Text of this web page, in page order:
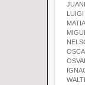
LUIGI